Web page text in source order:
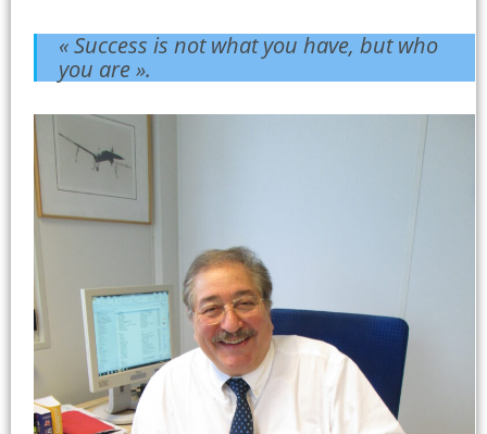
« Success is not what you have, but who
you are ».